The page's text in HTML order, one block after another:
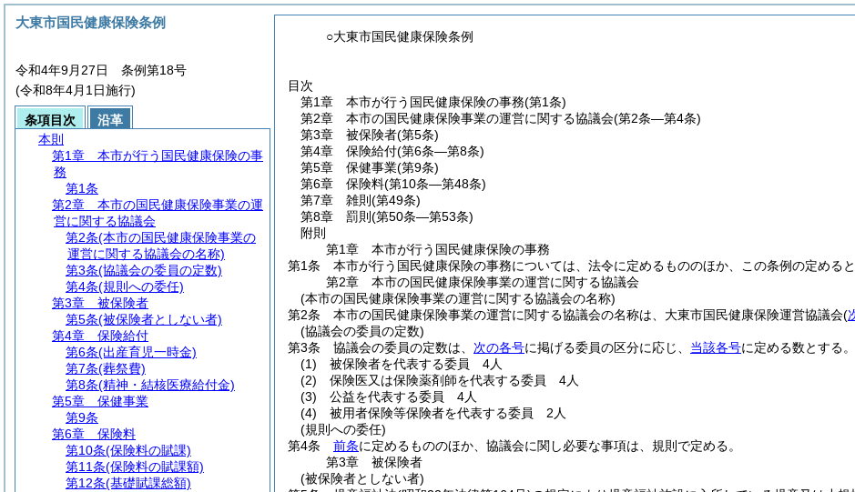
○大東市国民健康保険条例
目次
第1章
本市が行う国民健康保険の事務(第1条)
第2章
本市の国民健康保険事業の運営に関する協議会(第2条―第4条)
第3章
被保険者(第5条)
第4章
保険給付(第6条―第8条)
第5章
保健事業(第9条)
第6章
保険料(第10条―第48条)
第7章
雑則 (第49条)
第8章
罰則 (第50条―第53条)
附則
第1章
本市が行う国民健康保険の事務
第1条
本市が行う国民健康保険の事務については、法令に定めるもののほか、この条例の定めると
第2章
本市の国民健康保険事業の運営に関する協議会
(本市の国民健康保険事業の運営に関する協議会の名称)
第2条
本市の国民健康保険事業の運営に関する協議会の名称は、大東市国民健康保険運営協議会(
(協議会の委員の定数)
第3条
協議会の委員の定数は、 次の各号に掲げる委員の区分に応じ、 当該各号に定める数とする。
(1)
被保険者を代表する委員 4人
(2)
保険医又は保険薬剤師を代表する委員 4人
(3)
公益を代表する委員 4人
(4)
被用者保険等保険者を代表する委員 2人
(規則への委任)
第4条
前条に定めるもののほか、協議会に関し必要な事項は、規則で定める。
第3章
被保険者
(被保険者としない者)
大東市国民健康保険条例
令和4年9月27日 条例第18号
(令和8年4月1日施行)
条項目次
沿革
本則
第1章
本市が行う国民健康保険の事
務
第1条
第2章
本市の国民健康保険事業の運
営に関する協議会
第2条(本市の国民健康保険事業の
運営に関する協議会の名称)
第3条(協議会の委員の定数)
第4条(規則への委任)
第3章
被保険者
第5条(被保険者としない者)
第4章
保険給付
第6条(出産育児一時金)
第7条(葬祭費)
第8条(精神・結核医療給付金)
第5章
保健事業
第9条
第6章
保険料
第10条(保険料の賦課)
第11条(保険料の賦課額)
第12条(基礎賦課総額)